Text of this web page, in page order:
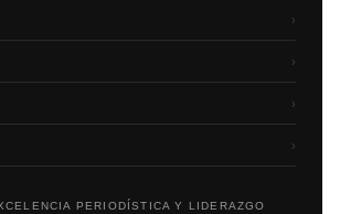
›
›
›
›
PERIODÍSTICA Y LIDERAZGO